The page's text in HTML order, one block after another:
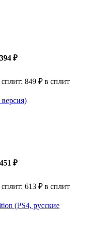
₽
849 ₽ в сплит
₽
613 ₽ в сплит
(PS4, русские